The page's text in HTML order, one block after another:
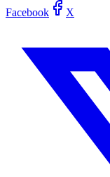
Facebook X